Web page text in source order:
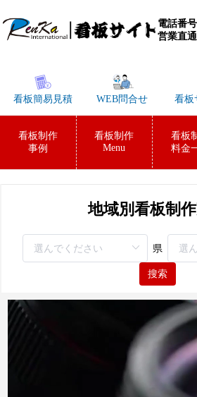
電話番号
営業直通
看板簡易見積 WEB問合せ 看板
看板制作
事例
看板制作
Menu
看板
料金
地域別看板制
県
搜索